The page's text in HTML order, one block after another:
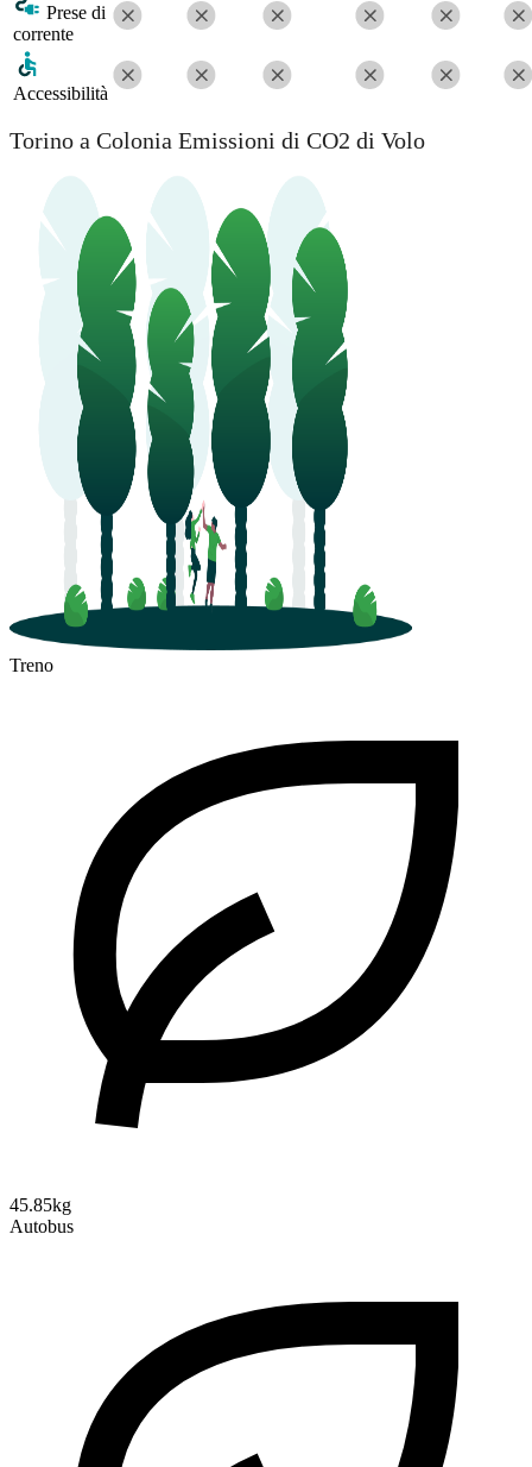
Prese di
corrente
Accessibilità
Torino a Colonia Emissioni di CO2 di Volo
Treno
45.85kg
Autobus